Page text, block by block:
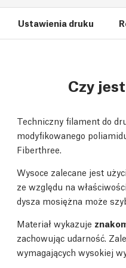
Ustawienia druku
Czy
Techniczny filament do
modyfikowanego
Fiberthree.
Wysoce zalecane jest
ze względu na
dysza mosiężna może
Materiał wykazuje
zachowując udarność.
wymagających wysokiej